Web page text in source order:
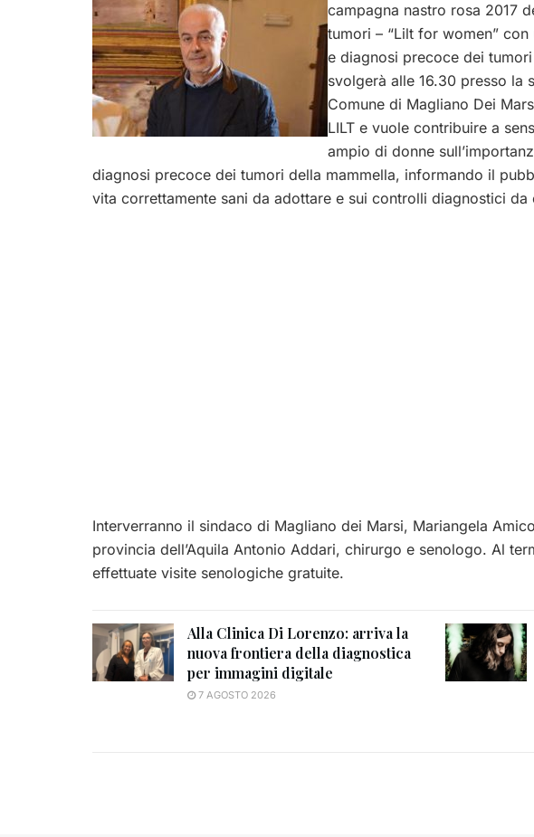
campagna nastro rosa 2017
tumori – “Lilt for women”
e diagnosi precoce dei
svolgerà alle 16.30 presso la
Comune di Magliano Dei
LILT e vuole contribuire a
ampio di donne
diagnosi precoce dei tumori della mammella, informando il
vita correttamente sani da adottare e sui controlli diagnostici da
Interverranno il sindaco di Magliano dei Marsi, Mariangela
provincia dell’Aquila Antonio Addari, chirurgo e senologo. Al
effettuate visite senologiche gratuite.
Alla Clinica Di Lorenzo: arriva la
nuova frontiera della diagnostica
per immagini digitale
7 AGOSTO 2026